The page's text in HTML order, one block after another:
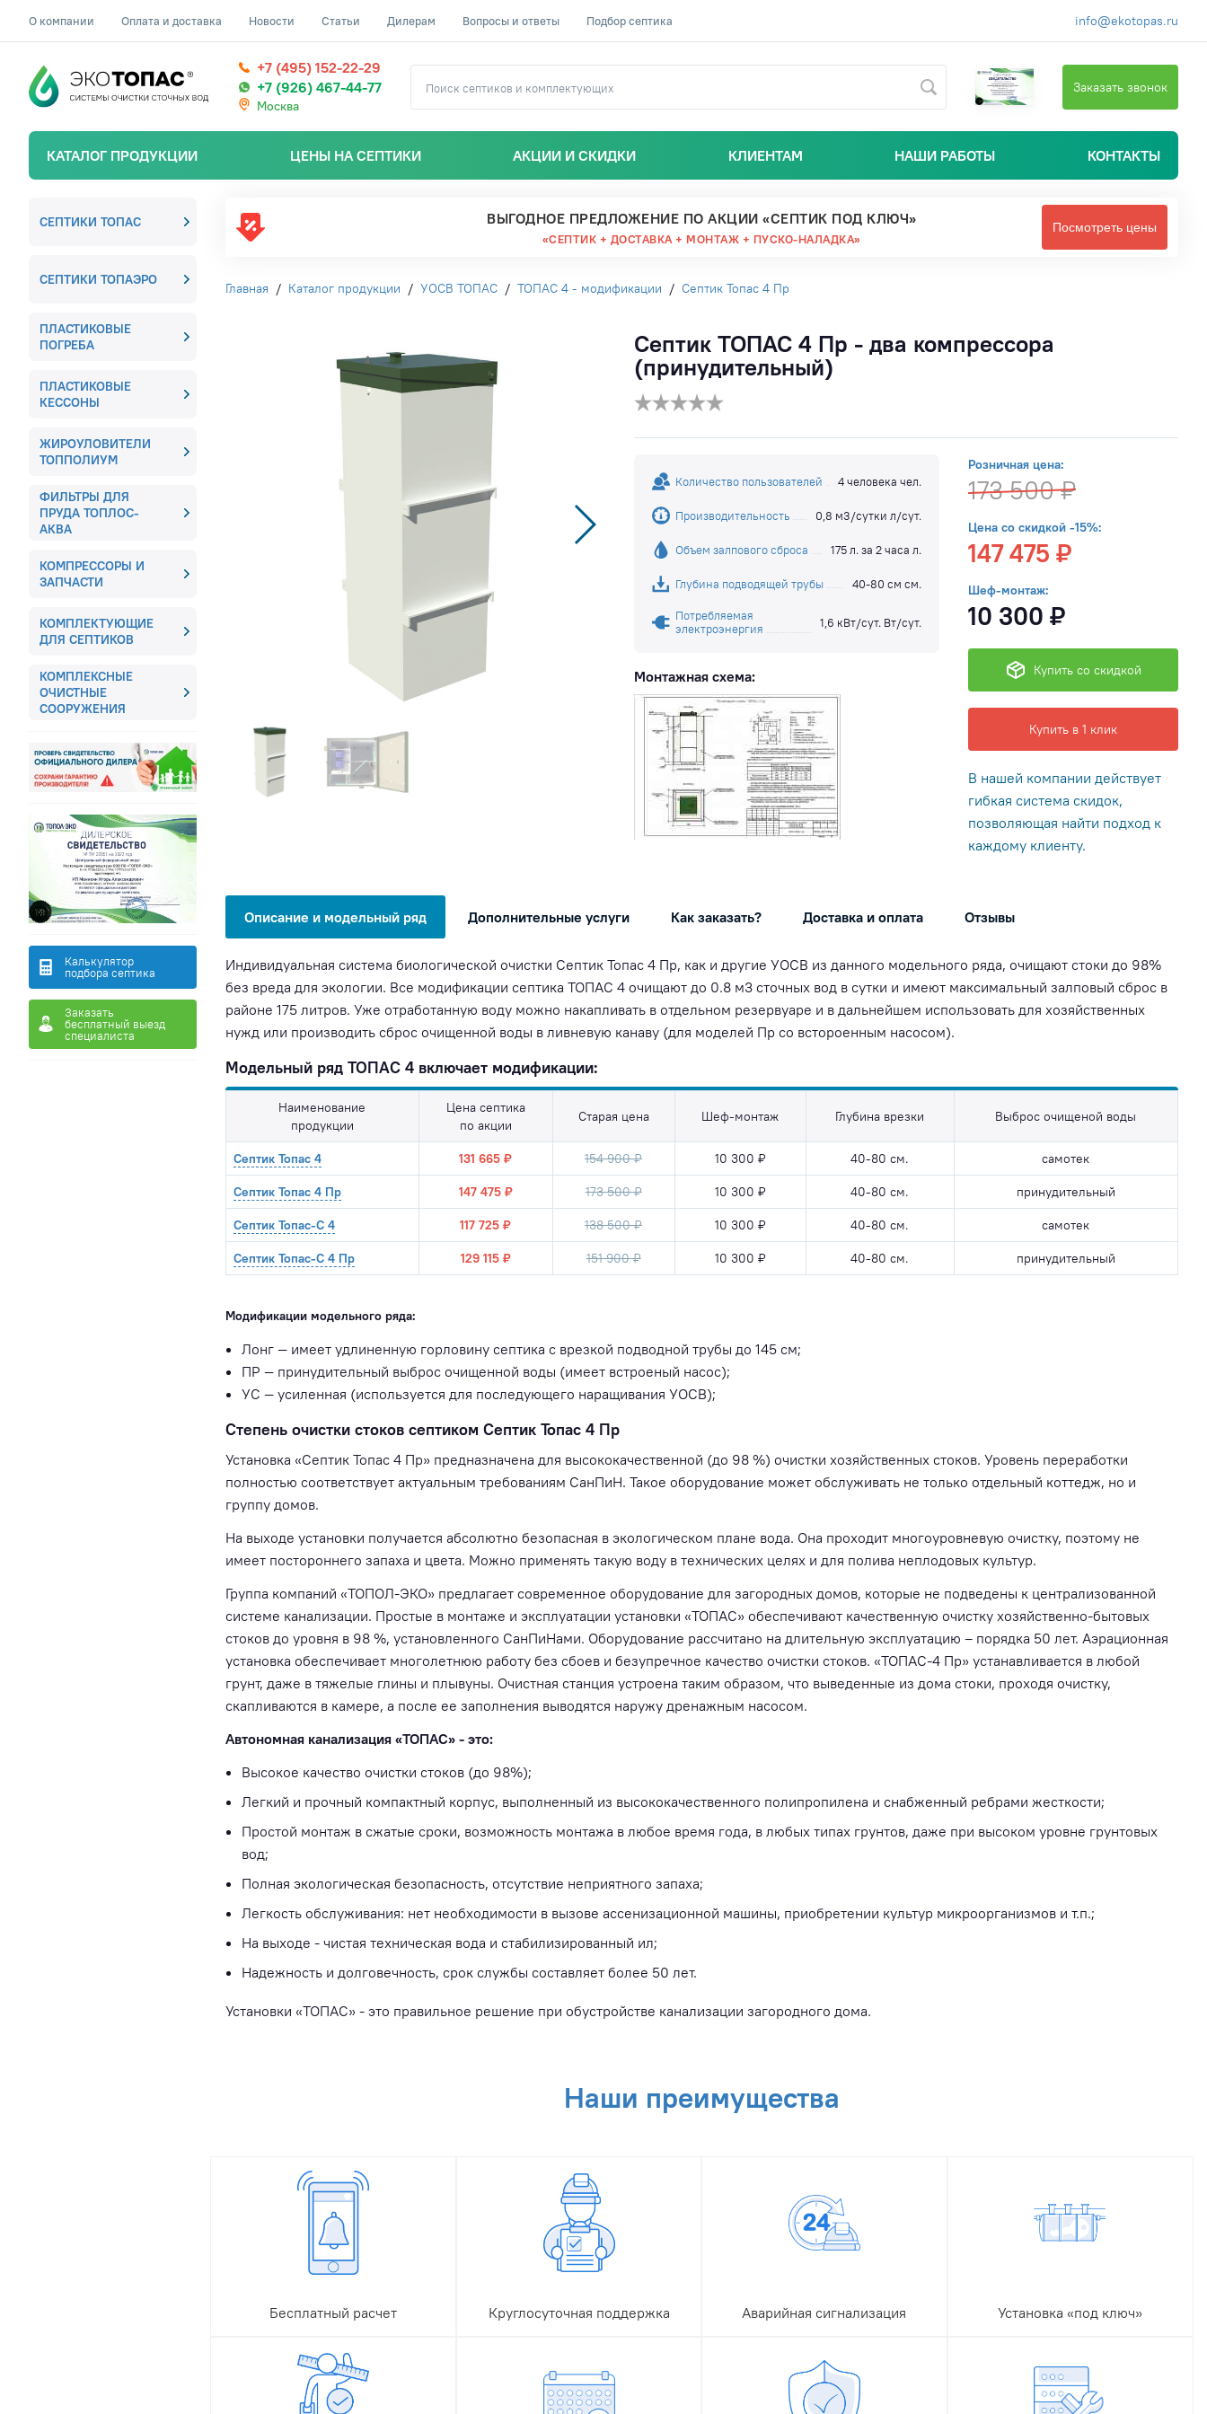
О компании Оплата и доставка Новости Статьи Дилерам Вопросы и ответы Подбор септика info@ekotopas.ru
+7 (495) 152-22-29
+7 (926) 467-44-77
Москва
Заказать звонок
КАТАЛОГ ПРОДУКЦИИ ЦЕНЫ НА СЕПТИКИ АКЦИИ И СКИДКИ КЛИЕНТАМ НАШИ РАБОТЫ КОНТАКТЫ
СЕПТИКИ ТОПАС
СЕПТИКИ ТОПАЭРО
ПЛАСТИКОВЫЕ
ПОГРЕБА
ПЛАСТИКОВЫЕ
КЕССОНЫ
ЖИРОУЛОВИТЕЛИ
ТОППОЛИУМ
ФИЛЬТРЫ ДЛЯ
ПРУДА ТОПЛОС-
АКВА
КОМПРЕССОРЫ И
ЗАПЧАСТИ
КОМПЛЕКТУЮЩИЕ
ДЛЯ СЕПТИКОВ
КОМПЛЕКСНЫЕ
ОЧИСТНЫЕ
СООРУЖЕНИЯ
Калькулятор
подбора септика
Заказать
бесплатный выезд
специалиста
ВЫГОДНОЕ ПРЕДЛОЖЕНИЕ ПО АКЦИИ «СЕПТИК ПОД КЛЮЧ»
«СЕПТИК + ДОСТАВКА + МОНТАЖ + ПУСКО-НАЛАДКА»
Посмотреть цены
Главная / Каталог продукции / УОСВ ТОПАС / ТОПАС 4 - модификации / Септик Топас 4 Пр
Септик ТОПАС 4 Пр - два компрессора
(принудительный)
Количество пользователей 4 человека чел.
Производительность 0,8 м3/сутки л/сут.
Объем залпового сброса 175 л. за 2 часа л.
Глубина подводящей трубы 40-80 см см.
Потребляемая
электроэнергия
1,6 кВт/сут. Вт/сут.
Монтажная схема:
Розничная цена:
173 500 ₽
Цена со скидкой -15%:
147 475 ₽
Шеф-монтаж:
10 300 ₽
Купить со скидкой
Купить в 1 клик
В нашей компании действует
гибкая система скидок,
позволяющая найти подход к
каждому клиенту.
Описание и модельный ряд Дополнительные услуги Как заказать? Доставка и оплата Отзывы
Индивидуальная система биологической очистки Септик Топас 4 Пр, как и другие УОСВ из данного модельного ряда, очищают стоки до 98%
без вреда для экологии. Все модификации септика ТОПАС 4 очищают до 0.8 м3 сточных вод в сутки и имеют максимальный залповый сброс в
районе 175 литров. Уже отработанную воду можно накапливать в отдельном резервуаре и в дальнейшем использовать для хозяйственных
нужд или производить сброс очищенной воды в ливневую канаву (для моделей Пр со встороенным насосом).
Модельный ряд ТОПАС 4 включает модификации:
Наименование
продукции
Цена септика
по акции
Старая цена Шеф-монтаж Глубина врезки Выброс очищеной воды
Септик Топас 4 131 665 ₽ 154 900 ₽ 10 300 ₽ 40-80 см. самотек
Септик Топас 4 Пр 147 475 ₽ 173 500 ₽ 10 300 ₽ 40-80 см. принудительный
Септик Топас-С 4 117 725 ₽ 138 500 ₽ 10 300 ₽ 40-80 см. самотек
Септик Топас-С 4 Пр 129 115 ₽ 151 900 ₽ 10 300 ₽ 40-80 см. принудительный
Модификации модельного ряда:
Лонг — имеет удлиненную горловину септика с врезкой подводной трубы до 145 см;
ПР — принудительный выброс очищенной воды (имеет встроеный насос);
УС — усиленная (используется для последующего наращивания УОСВ);
Степень очистки стоков септиком Септик Топас 4 Пр
Установка «Септик Топас 4 Пр» предназначена для высококачественной (до 98 %) очистки хозяйственных стоков. Уровень переработки
полностью соответствует актуальным требованиям СанПиН. Такое оборудование может обслуживать не только отдельный коттедж, но и
группу домов.
На выходе установки получается абсолютно безопасная в экологическом плане вода. Она проходит многоуровневую очистку, поэтому не
имеет постороннего запаха и цвета. Можно применять такую воду в технических целях и для полива неплодовых культур.
Группа компаний «ТОПОЛ-ЭКО» предлагает современное оборудование для загородных домов, которые не подведены к централизованной
системе канализации. Простые в монтаже и эксплуатации установки «ТОПАС» обеспечивают качественную очистку хозяйственно-бытовых
стоков до уровня в 98 %, установленного СанПиНами. Оборудование рассчитано на длительную эксплуатацию – порядка 50 лет. Аэрационная
установка обеспечивает многолетнюю работу без сбоев и безупречное качество очистки стоков. «ТОПАС-4 Пр» устанавливается в любой
грунт, даже в тяжелые глины и плывуны. Очистная станция устроена таким образом, что выведенные из дома стоки, проходя очистку,
скапливаются в камере, а после ее заполнения выводятся наружу дренажным насосом.
Автономная канализация «ТОПАС» - это:
Высокое качество очистки стоков (до 98%);
Легкий и прочный компактный корпус, выполненный из высококачественного полипропилена и снабженный ребрами жесткости;
Простой монтаж в сжатые сроки, возможность монтажа в любое время года, в любых типах грунтов, даже при высоком уровне грунтовых
вод;
Полная экологическая безопасность, отсутствие неприятного запаха;
Легкость обслуживания: нет необходимости в вызове ассенизационной машины, приобретении культур микроорганизмов и т.п.;
На выходе - чистая техническая вода и стабилизированный ил;
Надежность и долговечность, срок службы составляет более 50 лет.
Установки «ТОПАС» - это правильное решение при обустройстве канализации загородного дома.
Наши преимущества
Бесплатный расчет
Чтобы заказать расчет
стоимости септика с
доставкой и монтажом,
Круглосуточная поддержка
круглосуточная служба
поддержки. В режиме 24/7
Аварийная сигнализация
аварийную сигнализацию для
септика, которая работает с
Установка «под ключ»
станции биоочистки «под
ключ». В комплекс услуг